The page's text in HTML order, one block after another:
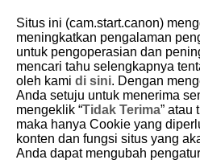
D292-195
Tab Menus: Custom
Exposure
Situs ini (cam.start.canon)
meningkatkan pengalaman
untuk pengoperasian dan
mencari tahu selengkapnya
oleh kami di sini. Dengan
Anda setuju untuk menerima
mengeklik “Tidak Terima” atau
maka hanya Cookie yang
konten dan fungsi situs yang
Anda dapat mengubah